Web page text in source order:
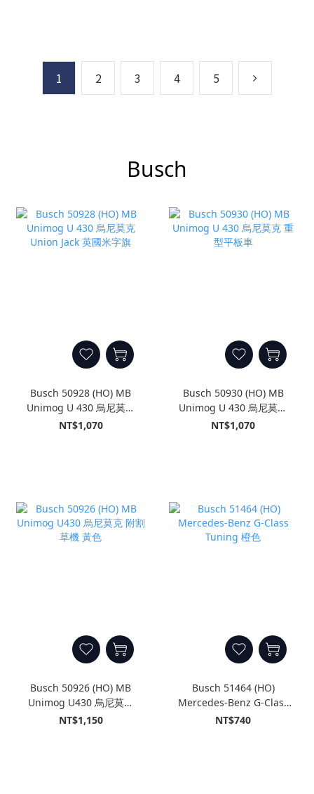
1 2 3 4 5
Busch
Busch 50928 (HO) MB
Unimog U 430 烏尼莫克
Union Jack 英國米字旗
NT$1,070
Busch 50930 (HO) MB
Unimog U 430 烏尼莫克
重型平板車
NT$1,070
Busch 50926 (HO) MB
Unimog U430 烏尼莫克
附割草機 黃色
NT$1,150
Busch 51464 (HO)
Mercedes-Benz G-Class
Tuning 橙色
NT$740